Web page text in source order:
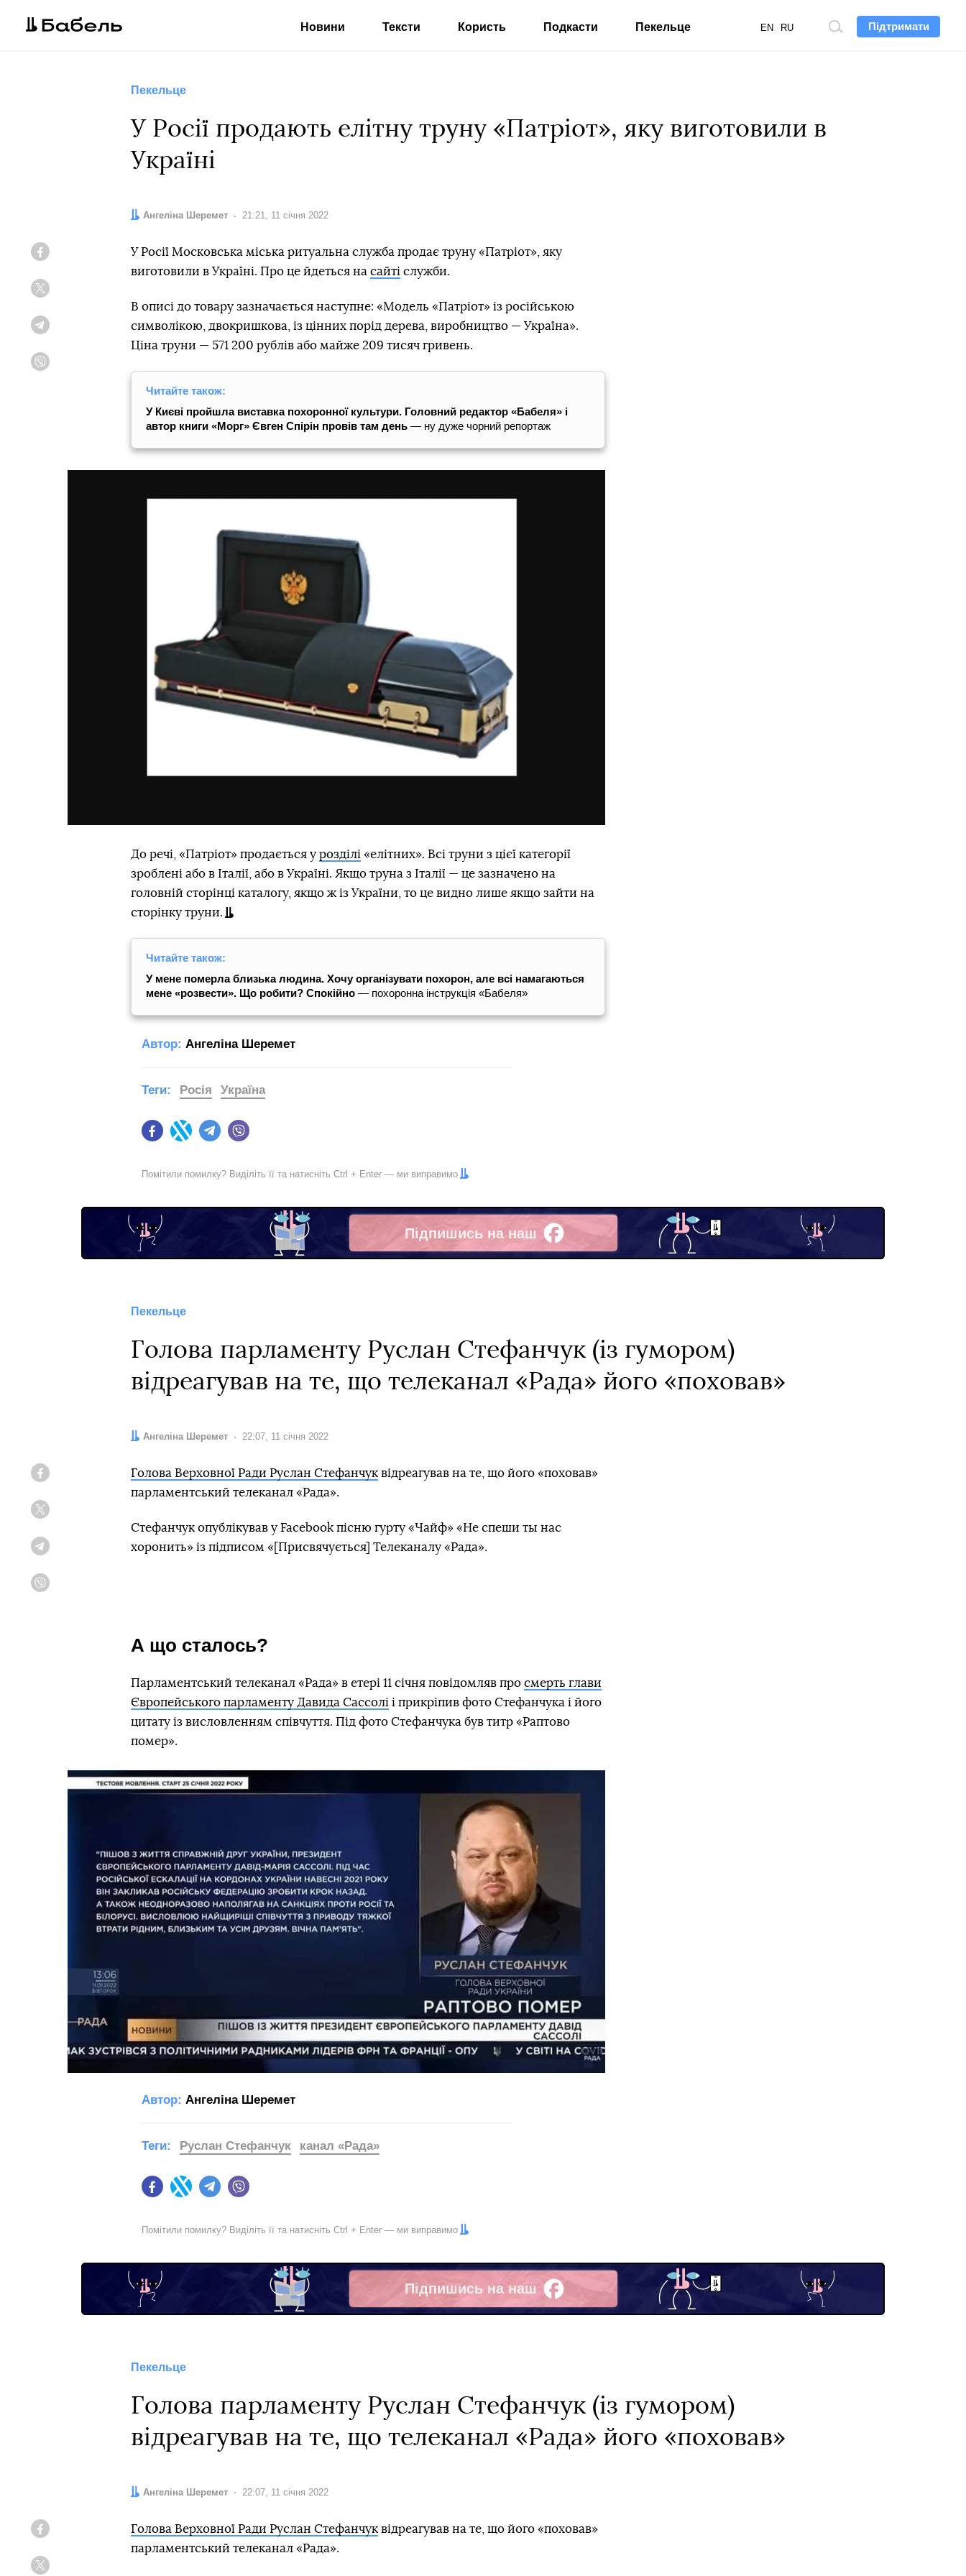
Підтримати
Пошук
EN RU
Новини Тексти Користь Подкасти Пекельце
Пекельце
У Росії продають елітну труну «Патріот», яку виготовили в
Україні
Автор:
Ангеліна Шеремет Дата:
21:21, 11 січня 2022
У Росії Московська міська ритуальна служба продає труну «Патріот», яку
виготовили в Україні. Про це йдеться на сайті служби.
В описі до товару зазначається наступне: «Модель «Патріот» із російською
символікою, двокришкова, із цінних порід дерева, виробництво — Україна».
Ціна труни — 571 200 рублів або майже 209 тисяч гривень.
Читайте також:
У Києві пройшла виставка похоронної культури. Головний редактор «Бабеля» і
автор книги «Морг» Євген Спірін провів там день — ну дуже чорний репортаж
До речі, «Патріот» продається у розділі «елітних». Всі труни з цієї категорії
зроблені або в Італії, або в Україні. Якщо труна з Італії — це зазначено на
головній сторінці каталогу, якщо ж із України, то це видно лише якщо зайти на
сторінку труни.
Читайте також:
У мене померла близька людина. Хочу організувати похорон, але всі намагаються
мене «розвести». Що робити? Спокійно — похоронна інструкція «Бабеля»
Автор: Ангеліна Шеремет
FacebookTwitter Telegram
Теги: Росія Україна
Помітили помилку? Виділіть її та натисніть Ctrl + Enter — ми виправимо
Підпишись на наш
Facebook
Пекельце
Голова парламенту Руслан Стефанчук (із гумором)
відреагував на те, що телеканал «Рада» його «поховав»
Автор:
Ангеліна Шеремет Дата:
22:07, 11 січня 2022
Голова Верховної Ради Руслан Стефанчук відреагував на те, що його «поховав»
парламентський телеканал «Рада».
Стефанчук опублікував у Facebook пісню гурту «Чайф» «Не спеши ты нас
хоронить» із підписом «[Присвячується] Телеканалу «Рада».
А що сталось?
Парламентський телеканал «Рада» в етері 11 січня повідомляв про смерть глави
Європейського парламенту Давида Сассолі і прикріпив фото Стефанчука і його
цитату із висловленням співчуття. Під фото Стефанчука був титр «Раптово
помер».
Автор: Ангеліна Шеремет
FacebookTwitter Telegram
Теги: Руслан Стефанчук канал «Рада»
Помітили помилку? Виділіть її та натисніть Ctrl + Enter — ми виправимо
Підпишись на наш
Facebook
Пекельце
Голова парламенту Руслан Стефанчук (із гумором)
відреагував на те, що телеканал «Рада» його «поховав»
Автор:
Ангеліна Шеремет Дата:
22:07, 11 січня 2022
Голова Верховної Ради Руслан Стефанчук відреагував на те, що його «поховав»
парламентський телеканал «Рада».